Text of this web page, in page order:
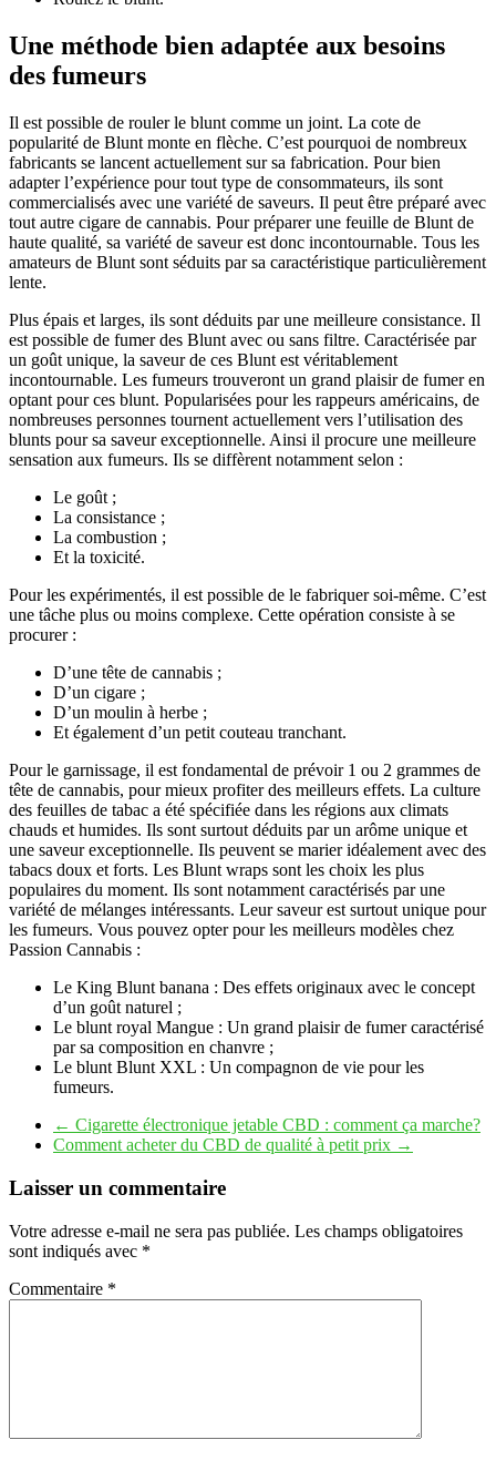
Une méthode bien adaptée aux besoins
des fumeurs
Il est possible de rouler le blunt comme un joint. La cote de
popularité de Blunt monte en flèche. C’est pourquoi de nombreux
fabricants se lancent actuellement sur sa fabrication. Pour bien
adapter l’expérience pour tout type de consommateurs, ils sont
commercialisés avec une variété de saveurs. Il peut être préparé avec
tout autre cigare de cannabis. Pour préparer une feuille de Blunt de
haute qualité, sa variété de saveur est donc incontournable. Tous les
amateurs de Blunt sont séduits par sa caractéristique particulièrement
lente.
Plus épais et larges, ils sont déduits par une meilleure consistance. Il
est possible de fumer des Blunt avec ou sans filtre. Caractérisée par
un goût unique, la saveur de ces Blunt est véritablement
incontournable. Les fumeurs trouveront un grand plaisir de fumer en
optant pour ces blunt. Popularisées pour les rappeurs américains, de
nombreuses personnes tournent actuellement vers l’utilisation des
blunts pour sa saveur exceptionnelle. Ainsi il procure une meilleure
sensation aux fumeurs. Ils se diffèrent notamment selon :
Le goût ;
La consistance ;
La combustion ;
Et la toxicité.
Pour les expérimentés, il est possible de le fabriquer soi-même. C’est
une tâche plus ou moins complexe. Cette opération consiste à se
procurer :
D’une tête de cannabis ;
D’un cigare ;
D’un moulin à herbe ;
Et également d’un petit couteau tranchant.
Pour le garnissage, il est fondamental de prévoir 1 ou 2 grammes de
tête de cannabis, pour mieux profiter des meilleurs effets. La culture
des feuilles de tabac a été spécifiée dans les régions aux climats
chauds et humides. Ils sont surtout déduits par un arôme unique et
une saveur exceptionnelle. Ils peuvent se marier idéalement avec des
tabacs doux et forts. Les Blunt wraps sont les choix les plus
populaires du moment. Ils sont notamment caractérisés par une
variété de mélanges intéressants. Leur saveur est surtout unique pour
les fumeurs. Vous pouvez opter pour les meilleurs modèles chez
Passion Cannabis :
Le King Blunt banana : Des effets originaux avec le concept
d’un goût naturel ;
Le blunt royal Mangue : Un grand plaisir de fumer caractérisé
par sa composition en chanvre ;
Le blunt Blunt XXL : Un compagnon de vie pour les
fumeurs.
← Cigarette électronique jetable CBD : comment ça marche?
Comment acheter du CBD de qualité à petit prix →
Laisser un commentaire
Votre adresse e-mail ne sera pas publiée. Les champs obligatoires
sont indiqués avec *
Commentaire *